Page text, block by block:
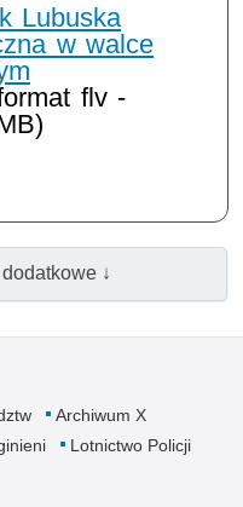
Lubuska
w walce
flv -
↓
Archiwum X
Lotnictwo Policji